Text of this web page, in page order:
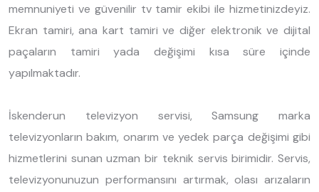
memnuniyeti ve güvenilir tv tamir ekibi ile hizmetinizdeyiz.
Ekran tamiri, ana kart tamiri ve diğer elektronik ve dijital
paçaların tamiri yada değişimi kısa süre içinde
yapılmaktadır.
İskenderun televizyon servisi, Samsung marka
televizyonların bakım, onarım ve yedek parça değişimi gibi
hizmetlerini sunan uzman bir teknik servis birimidir. Servis,
televizyonunuzun performansını artırmak, olası arızaların